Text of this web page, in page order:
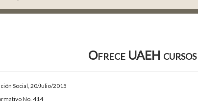
Ofrece UAEH cursos
Social, 20/Julio/2015
No. 414